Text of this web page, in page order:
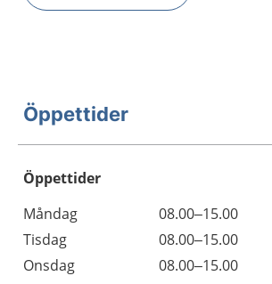
Öppettider
Öppettider
Dag
Öppettider
Kommentarer
Måndag
08.00–15.00
Tisdag
08.00–15.00
Onsdag
08.00–15.00